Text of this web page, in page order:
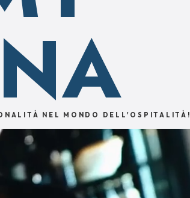
NEL MONDO DELL'OSPITALITÀ!